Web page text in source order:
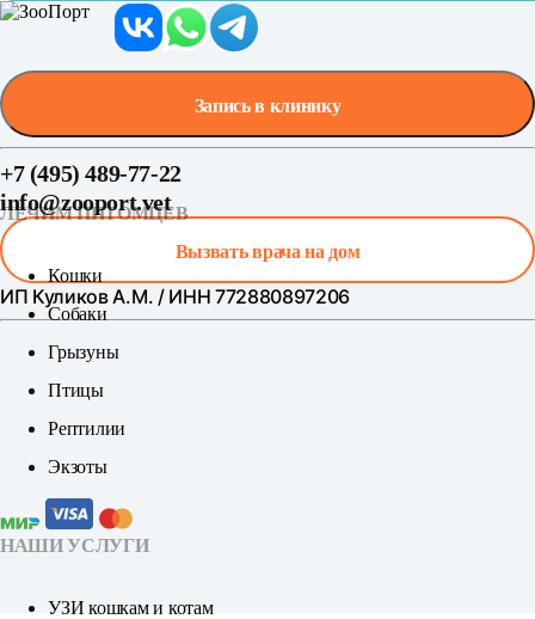
Запись в клинику
+7 (495) 489-77-22
info@zooport.vet
Вызвать врача на дом
ИП Куликов А.М. / ИНН 772880897206
ЛЕЧИМ ПИТОМЦЕВ
Кошки
Собаки
Грызуны
Птицы
Рептилии
Экзоты
НАШИ УСЛУГИ
УЗИ кошкам и котам